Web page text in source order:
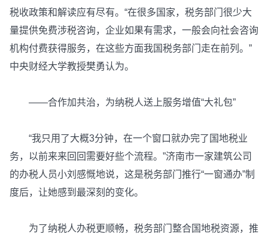
税收政策和解读应有尽有。“在很多国家，税务部门很少大
量提供免费涉税咨询，企业如果有需求，一般会向社会咨询
机构付费获得服务，在这些方面我国税务部门走在前列。”
中央财经大学教授樊勇认为。
——合作加共治，为纳税人送上服务增值“大礼包”
“我只用了大概3分钟，在一个窗口就办完了国地税业
务，以前来来回回需要好些个流程。”济南市一家建筑公司
的办税人员小刘感慨地说，这是税务部门推行“一窗通办”制
度后，让她感到最深刻的变化。
为了纳税人办税更顺畅，税务部门整合国地税资源，推